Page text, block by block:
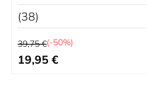
(38)
Prix normal
39,75 €(-50%)
Prix spécial
19,95 €